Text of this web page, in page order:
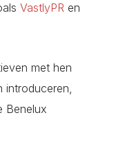
VastlyPR en
met hen
introduceren,
Benelux